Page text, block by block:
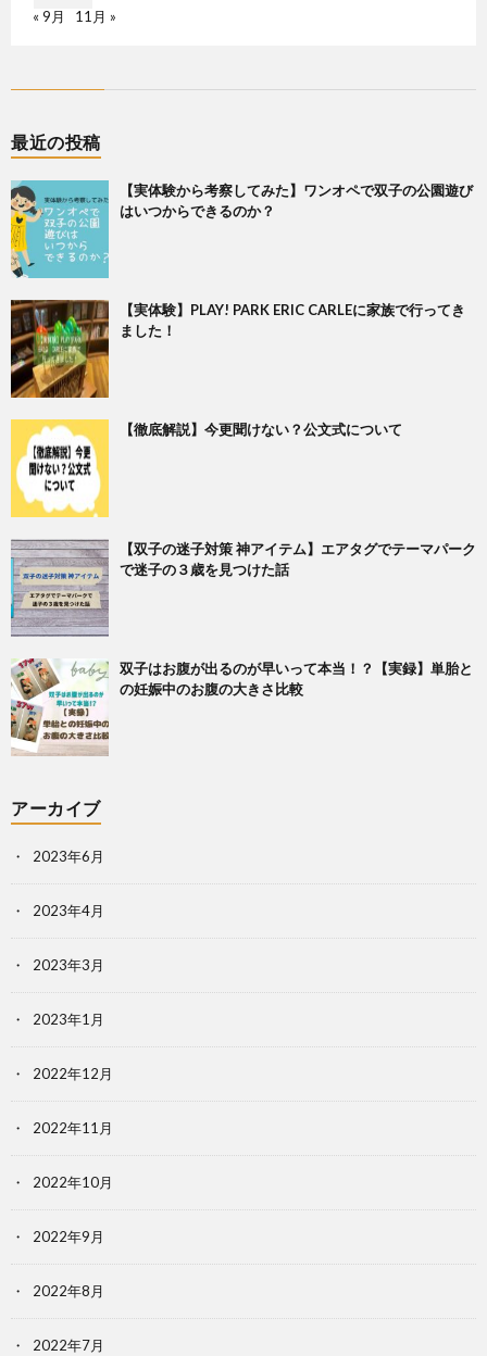
« 9月
11月 »
最近の投稿
【実体験から考察してみた】ワンオペで双子の公園遊び
はいつからできるのか？
【実体験】PLAY! PARK ERIC CARLEに家族で行ってき
ました！
【徹底解説】今更聞けない？公文式について
【双子の迷子対策 神アイテム】エアタグでテーマパーク
で迷子の３歳を見つけた話
双子はお腹が出るのが早いって本当！？【実録】単胎と
の妊娠中のお腹の大きさ比較
アーカイブ
2023年6月
2023年4月
2023年3月
2023年1月
2022年12月
2022年11月
2022年10月
2022年9月
2022年8月
2022年7月